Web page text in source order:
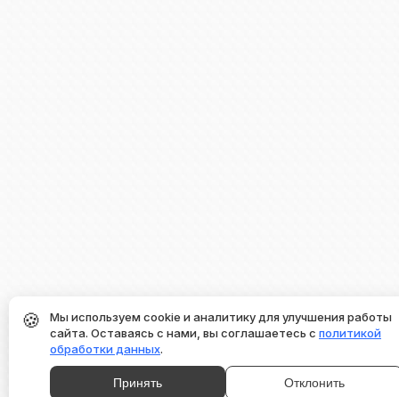
🍪
Мы используем cookie и аналитику для улучшения работы
сайта. Оставаясь с нами, вы соглашаетесь с политикой
обработки данных.
Принять Отклонить